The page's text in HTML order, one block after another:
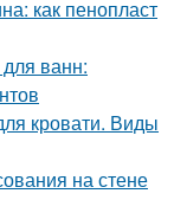
как пенопласт
ванн:
кровати. Виды
на стене